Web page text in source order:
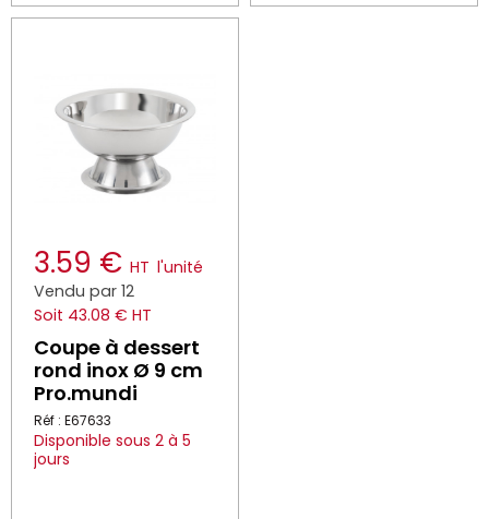
3.59 € HT l'unité
Vendu par 12
Soit 43.08 € HT
Coupe à dessert
rond inox Ø 9 cm
Pro.mundi
Réf : E67633
Disponible sous 2 à 5
jours